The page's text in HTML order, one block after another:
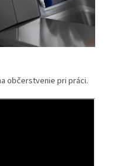
občerstvenie pri práci.